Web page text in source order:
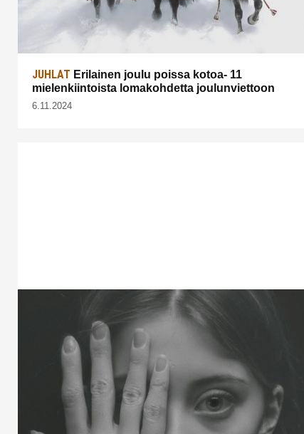
JUHLAT Erilainen joulu poissa kotoa- 11
mielenkiintoista lomakohdetta joulunviettoon
6.11.2024